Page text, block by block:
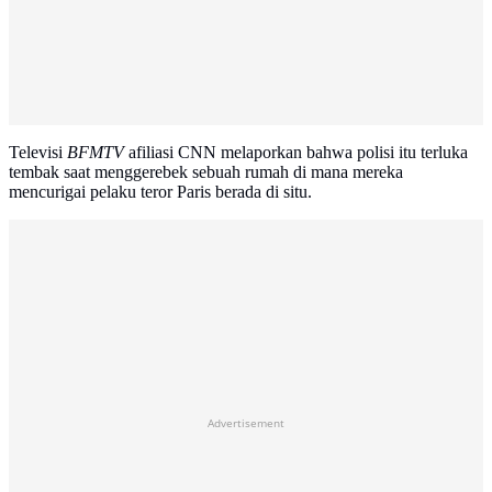
Televisi BFMTVafiliasi CNN melaporkan bahwa polisi itu terluka
tembak saat menggerebek sebuah rumah di mana mereka
mencurigai pelaku teror Paris berada di situ.
Advertisement